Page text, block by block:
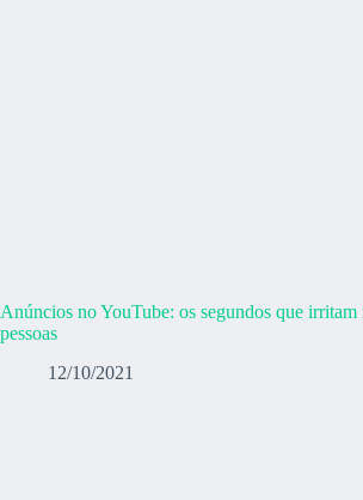
Anúncios no YouTube: os segundos que irritam
pessoas
12/10/2021